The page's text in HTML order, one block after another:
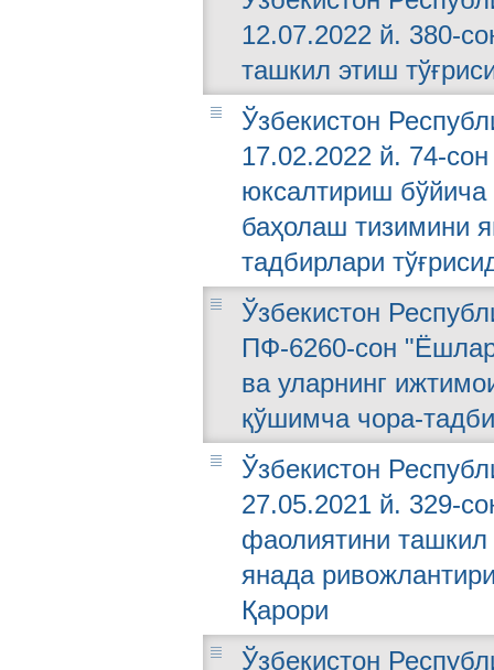
12.07.2022 й. 380-
ташкил этиш
Ўзбекистон
17.02.2022 й. 74-
юксалтириш
баҳолаш тизимини
тадбирлари
Ўзбекистон
ПФ-6260-сон
ва уларнинг
қўшимча чора-
Ўзбекистон
27.05.2021 й. 329-
фаолиятини ташкил
янада
Қарори
Ўзбекистон